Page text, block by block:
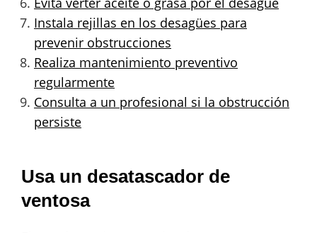
Instala rejillas en los desagües para
prevenir obstrucciones
Realiza mantenimiento preventivo
regularmente
Consulta a un profesional si la obstrucción
persiste
Usa un desatascador de
ventosa